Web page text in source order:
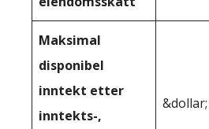
Maksimal
disponibel
inntekt etter
inntekts-,